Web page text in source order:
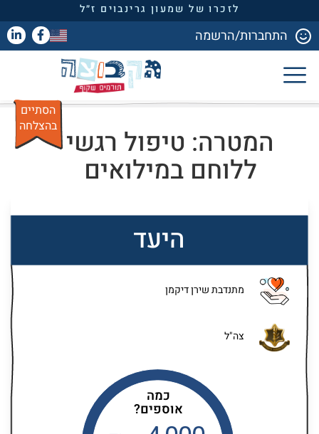
לזכרו של שמעון גרינבוים ז״ל
התחברות/הרשמה
המטרה: טיפול רגשי
ללוחם במילואים
הסתיים
בהצלחה
היעד
מתנדבת שירן דיקמן
צה"ל
כמה
אוספים?